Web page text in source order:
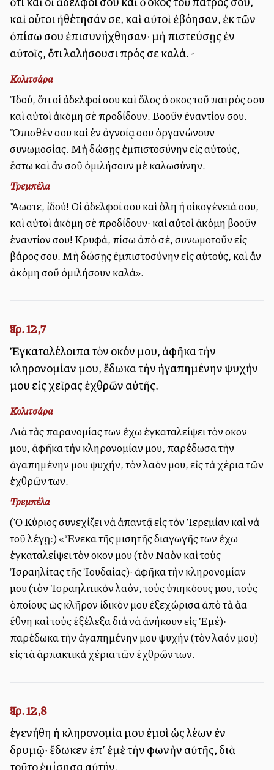
καὶ οὗτοι ἠθέτησάν σε, καὶ αὐτοὶ ἐβόησαν, ἐκ τῶν
ὀπίσω σου ἐπισυνήχθησαν· μὴ πιστεύσῃς ἐν
αὐτοῖς, ὅτι λαλήσουσι πρός σε καλά. -
Κολιτσάρα
Ἰδού, ὅτι οἱ ἀδελφοί σου καὶ ὅλος ὁ οἶκος τοῦ πατρός σου
καὶ αὐτοὶ ἀκόμη σὲ προδίδουν. Βοοῦν ἐναντίον σου.
Ὄπισθέν σου καὶ ἐν ἀγνοίᾳ σου ὀργανώνουν
συνωμοσίας. Μὴ δώσῃς ἐμπιστοσύνην εἰς αὐτούς,
ἔστω καὶ ἂν σοῦ ὁμιλήσουν μὲ καλωσύνην.
Τρεμπέλα
Ἄλλωστε, ἰδού! Οἱ ἀδελφοί σου καὶ ὅλη ἡ οἰκογένειά σου,
καὶ αὐτοὶ ἀκόμη σὲ προδίδουν· καὶ αὐτοὶ ἀκόμη βοοῦν
ἐναντίον σου! Κρυφά, πίσω ἀπὸ σέ, συνωμοτοῦν εἰς
βάρος σου. Μὴ δώσῃς ἐμπιστοσύνην εἰς αὐτούς, καὶ ἂν
ἀκόμη σοῦ ὁμιλήσουν καλά».
Ἰερ. 12,7
Ἐγκαταλέλοιπα τὸν οἶκόν μου, ἀφῆκα τὴν
κληρονομίαν μου, ἔδωκα τὴν ἠγαπημένην ψυχήν
μου εἰς χεῖρας ἐχθρῶν αὐτῆς.
Κολιτσάρα
Διὰ τὰς παρανομίας των ἔχω ἐγκαταλείψει τὸν οἶκον
μου, ἀφῆκα τὴν κληρονομίαν μου, παρέδωσα τὴν
ἀγαπημένην μου ψυχήν, τὸν λαόν μου, εἰς τὰ χέρια τῶν
ἐχθρῶν των.
Τρεμπέλα
(Ὁ Κύριος συνεχίζει νὰ ἀπαντᾷ εἰς τὸν Ἱερεμίαν καὶ νὰ
τοῦ λέγῃ:) «Ἕνεκα τῆς μισητῆς διαγωγῆς των ἔχω
ἐγκαταλείψει τὸν οἶκον μου (τὸν Ναὸν καὶ τοὺς
Ἰσραηλίτας τῆς Ἰουδαίας)· ἀφῆκα τὴν κληρονομίαν
μου (τὸν Ἰσραηλιτικὸν λαόν, τοὺς ὑπηκόους μου, τοὺς
ὁποίους ὡς κλῆρον ἰδικόν μου ἐξεχώρισα ἀπὸ τὰ ἄλλα
ἔθνη καὶ τοὺς ἐξέλεξα διὰ νὰ ἀνήκουν εἰς Ἐμέ)·
παρέδωκα τὴν ἀγαπημένην μου ψυχήν (τὸν λαόν μου)
εἰς τὰ ἁρπακτικὰ χέρια τῶν ἐχθρῶν των.
Ἰερ. 12,8
ἐγενήθη ἡ κληρονομία μου ἐμοὶ ὡς λέων ἐν
δρυμῷ· ἔδωκεν ἐπ’ ἐμὲ τὴν φωνὴν αὐτῆς, διὰ
τοῦτο ἐμίσησα αὐτήν.